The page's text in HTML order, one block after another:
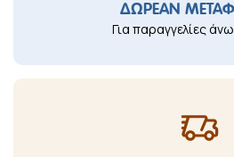
ΔΩΡΕΑΝ
Για παραγγελίες